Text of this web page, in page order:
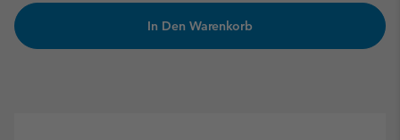
In Den Warenkorb